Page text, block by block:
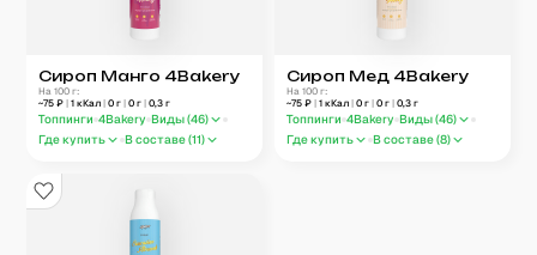
Сироп Манго 4Bakery
На 100 г:
~75 ₽| 1 кКал| 0 г| 0 г| 0,3 г
Топпинги 4Bakery Виды (46)
Где купить
В составе (11)
Сироп Мед 4Bakery
На 100 г:
~75 ₽ | 1 кКал | 0 г | 0 г | 0,3 г
Топпинги 4Bakery Виды (46)
Где купить
В составе (8)